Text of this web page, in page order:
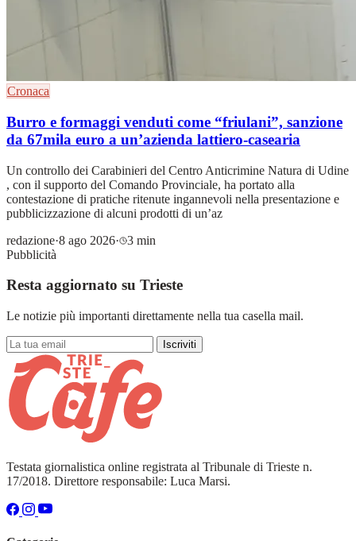
Cronaca
Burro e formaggi venduti come “friulani”, sanzione
da 67mila euro a un’azienda lattiero-casearia
Un controllo dei Carabinieri del Centro Anticrimine Natura di Udine
, con il supporto del Comando Provinciale, ha portato alla
contestazione di pratiche ritenute ingannevoli nella presentazione e
pubblicizzazione di alcuni prodotti di un’az
redazione·8 ago 2026·
3 min
Pubblicità
Resta aggiornato su Trieste
Le notizie più importanti direttamente nella tua casella mail.
Iscriviti
Testata giornalistica online registrata al Tribunale di Trieste n.
17/2018. Direttore responsabile: Luca Marsi.